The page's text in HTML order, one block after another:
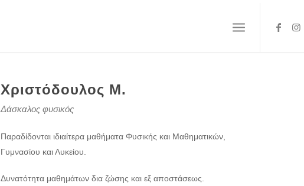
Χριστόδουλος Μ.
Δάσκαλος φυσικός
Παραδίδονται ιδιαίτερα μαθήματα Φυσικής και Μαθηματικών,
Γυμνασίου και Λυκείου.
Δυνατότητα μαθημάτων δια ζώσης και εξ αποστάσεως.